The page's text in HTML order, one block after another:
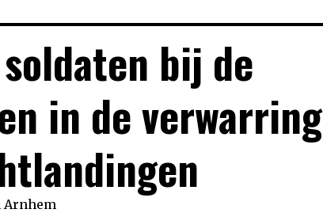
bij de
in de verwarring
Arnhem